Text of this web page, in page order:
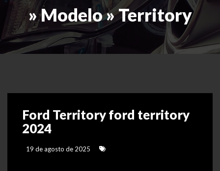
» Modelo » Territory
Ford Territory ford territory
2024
19 de agosto de 2025